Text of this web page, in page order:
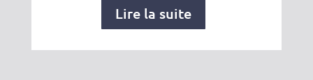
Lire la suite